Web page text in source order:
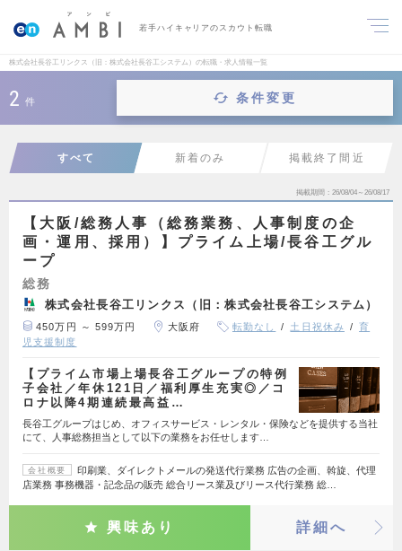
若手ハイキャリアのスカウト転職
株式会社長谷工リンクス（旧：株式会社長谷工システム）の転職・求人情報一覧
2 件 条件変更
すべて 新着のみ 掲載終了間近
掲載期間 26/08/04～26/08/17
【大阪/総務人事（総務業務、人事制度の企
画・運用、採用）】プライム上場/長谷工グル
ープ
総務
株式会社長谷工リンクス（旧：株式会社長谷工システム）
450万円 ～ 599万円 大阪府 転勤なし 土日祝休み
育
児支援制度
【プライム市場上場長谷工グループの特例
子会社／年休121日／福利厚生充実◎／コ
ロナ以降4期連続最高益…
長谷工グループはじめ、オフィスサービス・レンタル・保険などを提供する当社
にて、人事総務担当として以下の業務をお任せします…
会社概要
印刷業、ダイレクトメールの発送代行業務 広告の企画、斡旋、代理
店業務 事務機器・記念品の販売 総合リース業及びリース代行業務 総…
興味あり 詳細へ